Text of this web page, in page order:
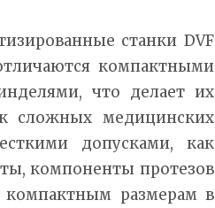
станки DVF
компактными
что делает их
сложных медицинских
допусками, как
компоненты протезов
компактным размерам в